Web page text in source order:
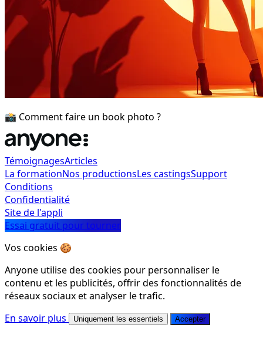
📸 Comment faire un book photo ?
TémoignagesArticles
La formationNos productionsLes castingsSupport
Conditions
Confidentialité
Site de l'appli
Essai gratuit pour tourner
Vos cookies 🍪
Anyone utilise des cookies pour personnaliser le
contenu et les publicités, offrir des fonctionnalités de
réseaux sociaux et analyser le trafic.
En savoir plus
Uniquement les essentiels Accepter